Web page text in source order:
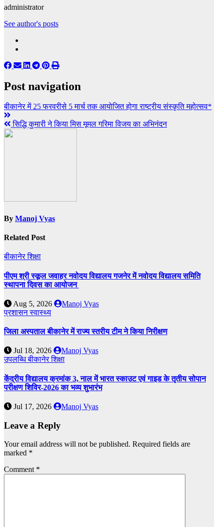
administrator
See author's posts
Post navigation
बीकानेर में 25 फरवरीसे 5 मार्च तक आयोजित होगा राष्ट्रीय संस्कृति महोत्सव*
सिद्धि कुमारी ने किया मिस मूमल गरिमा विजय का अभिनंदन
By Manoj Vyas
Related Post
बीकानेरशिक्षा
पीएम श्री स्कूल जवाहर नवोदय विद्यालय गजनेर में नवोदय विद्यालय समिति
स्थापना दिवस का आयोजन
Aug 5, 2026
Manoj Vyas
प्रशासनस्वास्थ्य
जिला अस्पताल बीकानेर में राज्य स्तरीय टीम ने किया निरीक्षण
Jul 18, 2026
Manoj Vyas
उपलब्धिबीकानेरशिक्षा
केंद्रीय विद्यालय क्रमांक 3, नाल में भारत स्काउट एवं गाइड के तृतीय सोपान
परीक्षण शिविर-2026 का भव्य शुभारंभ
Jul 17, 2026 Manoj Vyas
Leave a Reply
Your email address will not be published. Required fields are
marked *
Comment *